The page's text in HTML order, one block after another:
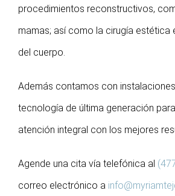
procedimientos reconstructivos,
mamas; así como la cirugía estética
del cuerpo.
Además contamos con
tecnología de última generación
atención integral con los mejores
Agende una cita vía telefónica al
correo electrónico a